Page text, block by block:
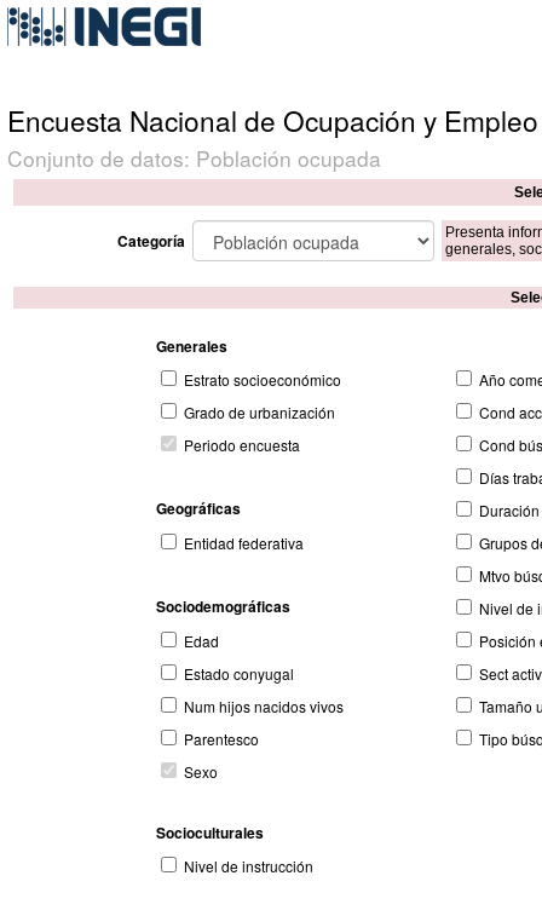
Encuesta Nacional de Ocupación y Empleo
Conjunto de datos: Población ocupada
Categoría
Presenta
generales,
Generales
Estrato socioeconómico
Año
Grado de urbanización
Cond
Periodo encuesta
Cond
Días
Geográficas
Entidad federativa
Grupos
Mtvo
Sociodemográficas
Nivel de
Edad
Posición
Estado conyugal
Sect
Num hijos nacidos vivos
Tamaño
Parentesco
Tipo
Sexo
Socioculturales
Nivel de instrucción